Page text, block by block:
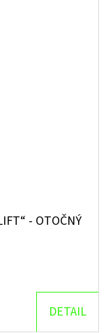
- OTOČNÝ
DETAIL